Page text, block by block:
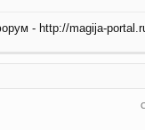
- http://magija-